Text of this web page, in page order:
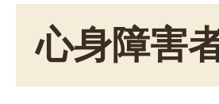
心身障害